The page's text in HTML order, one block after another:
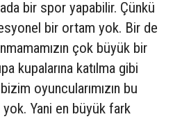
bir spor yapabilir. Çünkü
bir ortam yok. Bir de
çok büyük bir
kupalarına katılma gibi
oyuncularımızın bu
Yani en büyük fark